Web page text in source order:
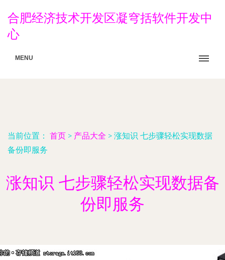
合肥经济技术开发区凝穹括软件开发中
心
MENU
当前位置： 首页 > 产品大全 > 涨知识 七步骤轻松实现数据
备份即服务
涨知识 七步骤轻松实现数据备
份即服务